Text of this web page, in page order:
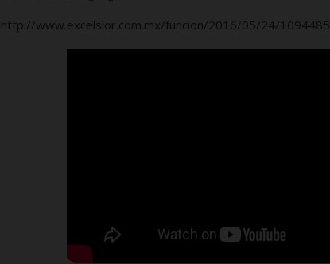
http://www.excelsior.com.mx/funcion/2016/05/24/1094485